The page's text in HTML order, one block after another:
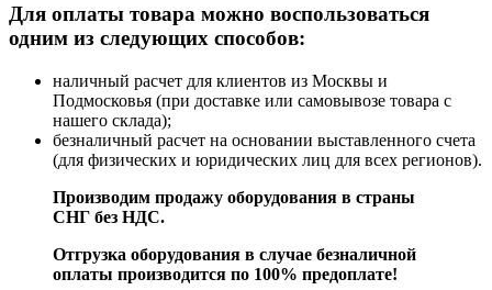
Для оплаты товара можно воспользоваться
одним из следующих способов:
наличный расчет для клиентов из Москвы и
Подмосковья (при доставке или самовывозе товара с
нашего склада);
безналичный расчет на основании выставленного счета
(для физических и юридических лиц для всех регионов).
Производим продажу оборудования в страны
СНГ без НДС.
Отгрузка оборудования в случае безналичной
оплаты производится по 100% предоплате!